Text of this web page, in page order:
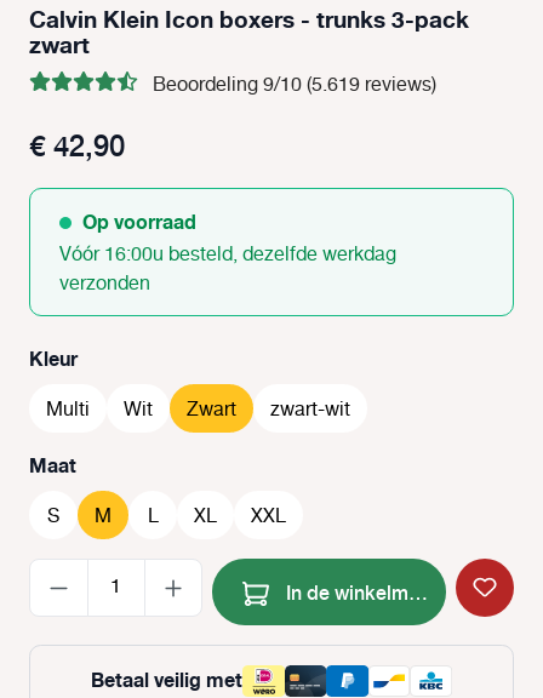
Calvin Klein Icon boxers - trunks 3-pack
zwart
Beoordeling 9/10 (5.619 reviews)
€ 42,90
Op voorraad
Vóór 16:00u besteld, dezelfde werkdag
verzonden
Selecteer
Kleur
Multi Wit Zwart zwart-wit
Selecteer
Maat
S M L XL XXL
Producthoeveelheid: Voer
In de winkelmand
Betaal veilig met